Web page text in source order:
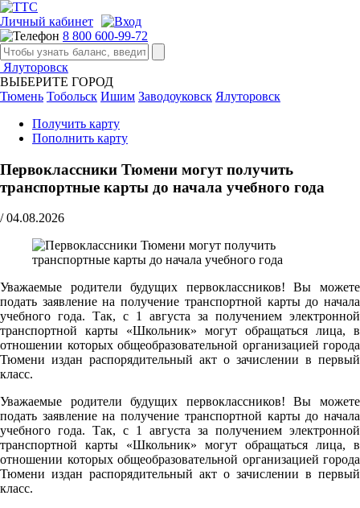
Личный кабинет
8 800 600-99-72
Ялуторовск
ВЫБЕРИТЕ ГОРОД
Тюмень Тобольск Ишим Заводоуковск Ялуторовск
Получить карту
Пополнить карту
Первоклассники Тюмени могут получить
транспортные карты до начала учебного года
/ 04.08.2026
Уважаемые родители будущих первоклассников! Вы можете
подать заявление на получение транспортной карты до начала
учебного года. Так, с 1 августа за получением электронной
транспортной карты «Школьник» могут обращаться лица, в
отношении которых общеобразовательной организацией города
Тюмени издан распорядительный акт о зачислении в первый
класс.
Уважаемые родители будущих первоклассников! Вы можете
подать заявление на получение транспортной карты до начала
учебного года. Так, с 1 августа за получением электронной
транспортной карты «Школьник» могут обращаться лица, в
отношении которых общеобразовательной организацией города
Тюмени издан распорядительный акт о зачислении в первый
класс.